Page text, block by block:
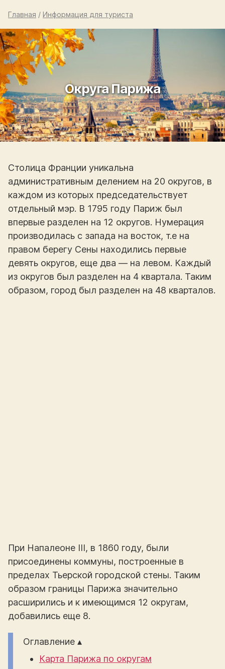
Главная / Информация для туриста
Округа Парижа
Столица Франции уникальна
административным делением на 20 округов, в
каждом из которых председательствует
отдельный мэр. В 1795 году Париж был
впервые разделен на 12 округов. Нумерация
производилась с запада на восток, т.е на
правом берегу Сены находились первые
девять округов, еще два — на левом. Каждый
из округов был разделен на 4 квартала. Таким
образом, город был разделен на 48 кварталов.
При Напалеоне III, в 1860 году, были
присоединены коммуны, построенные в
пределах Тьерской городской стены. Таким
образом границы Парижа значительно
расширились и к имеющимся 12 округам,
добавились еще 8.
Оглавление ▴
Карта Парижа по округам